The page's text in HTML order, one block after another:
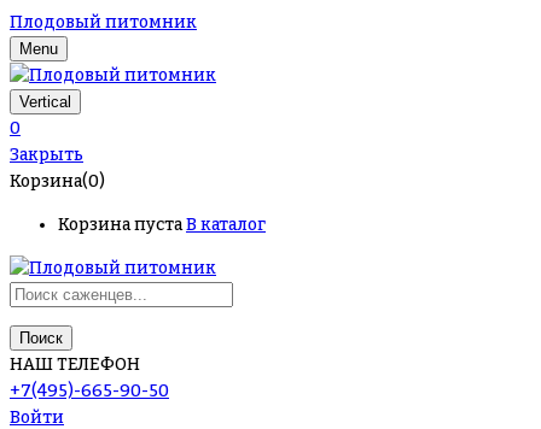
Плодовый питомник
Menu
Vertical
0
Закрыть
Корзина(0)
Корзина пустаВ каталог
Поиск
НАШ ТЕЛЕФОН
+7(495)-665-90-50
Войти